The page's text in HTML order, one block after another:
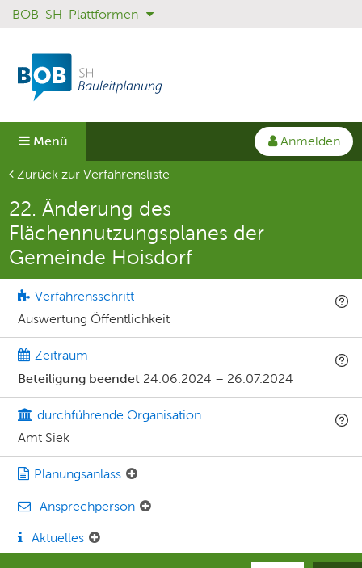
Sprungmenü
Direkt
Hauptnavigation
springen
Direkt
Inhalt
springen
BOB-SH-Plattformen
Menü
Anmelden
Aktuelle Seite
Zurück zur Verfahrensliste
22. Änderung des
Flächennutzungsplanes der
Gemeinde Hoisdorf
Verfahrensschritt
Auswertung Öffentlichkeit
Zeitraum
Beteiligung beendet 24.06.2024 – 26.07.2024
durchführende Organisation
Amt Siek
Planungsanlass
Ansprechperson
Aktuelles